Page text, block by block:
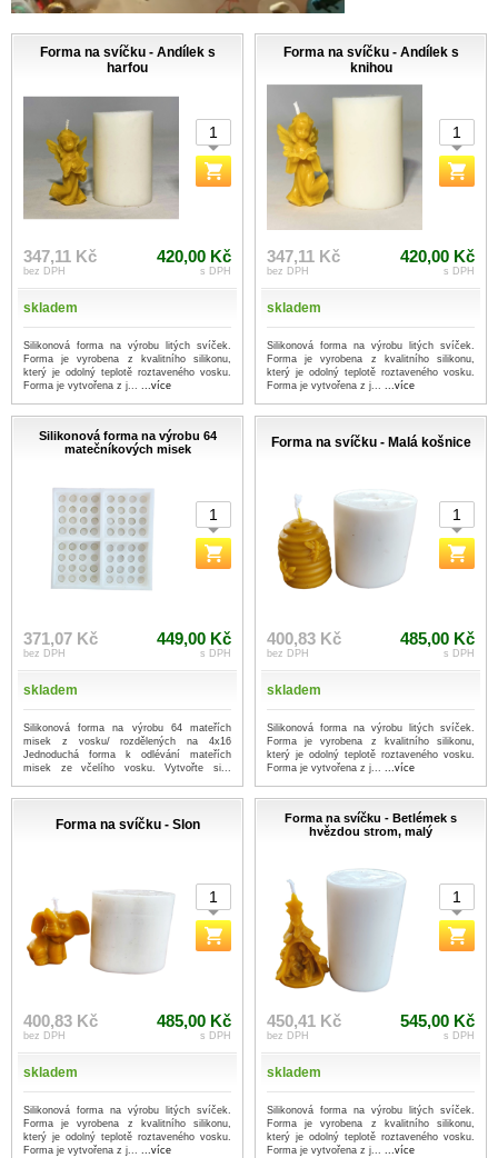
Forma na svíčku - Andílek s
harfou
347,11 Kč
bez DPH
420,00 Kč
s DPH
skladem
Silikonová forma na výrobu litých svíček.
Forma je vyrobena z kvalitního silikonu,
který je odolný teplotě roztaveného vosku.
Forma je vytvořena z j... ...více
Forma na svíčku - Andílek s
knihou
347,11 Kč
bez DPH
420,00 Kč
s DPH
skladem
Silikonová forma na výrobu litých svíček.
Forma je vyrobena z kvalitního silikonu,
který je odolný teplotě roztaveného vosku.
Forma je vytvořena z j... ...více
Silikonová forma na výrobu 64
matečníkových misek
371,07 Kč
bez DPH
449,00 Kč
s DPH
skladem
Silikonová forma na výrobu 64 mateřích
misek z vosku/ rozdělených na 4x16
Jednoduchá forma k odlévání mateřích
misek ze včelího vosku. Vytvořte si...
Forma na svíčku - Malá košnice
400,83 Kč
bez DPH
485,00 Kč
s DPH
skladem
Silikonová forma na výrobu litých svíček.
Forma je vyrobena z kvalitního silikonu,
který je odolný teplotě roztaveného vosku.
Forma je vytvořena z j... ...více
Forma na svíčku - Slon
400,83 Kč
bez DPH
485,00 Kč
s DPH
skladem
Silikonová forma na výrobu litých svíček.
Forma je vyrobena z kvalitního silikonu,
který je odolný teplotě roztaveného vosku.
Forma je vytvořena z j... ...více
Forma na svíčku - Betlémek s
hvězdou strom, malý
450,41 Kč
bez DPH
545,00 Kč
s DPH
skladem
Silikonová forma na výrobu litých svíček.
Forma je vyrobena z kvalitního silikonu,
který je odolný teplotě roztaveného vosku.
Forma je vytvořena z j... ...více